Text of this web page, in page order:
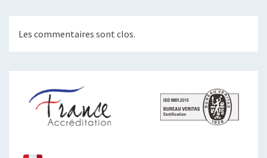
Les commentaires sont clos.